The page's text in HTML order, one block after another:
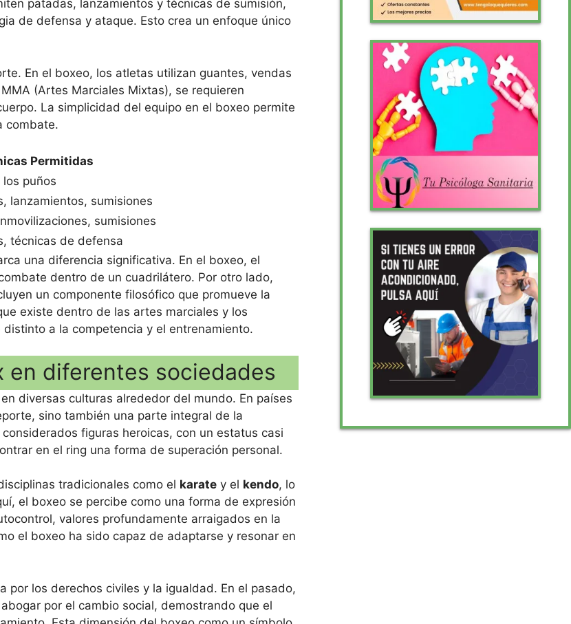
patadas, lanzamientos y técnicas de sumisión,
de defensa y ataque. Esto crea un enfoque único
En el boxeo, los atletas utilizan guantes, vendas
(Artes Marciales Mixtas), se requieren
La simplicidad del equipo en el boxeo permite
combate.
Permitidas
los puños
lanzamientos, sumisiones
sumisiones
técnicas de defensa
una diferencia significativa. En el boxeo, el
dentro de un cuadrilátero. Por otro lado,
un componente filosófico que promueve la
existe dentro de las artes marciales y los
a la competencia y el entrenamiento.
diferentes sociedades
diversas culturas alrededor del mundo. En países
sino también una parte integral de la
figuras heroicas, con un estatus casi
en el ring una forma de superación personal.
tradicionales como el karate y el kendo, lo
el boxeo se percibe como una forma de expresión
valores profundamente arraigados en la
el boxeo ha sido capaz de adaptarse y resonar en
por los derechos civiles y la igualdad. En el pasado,
por el cambio social, demostrando que el